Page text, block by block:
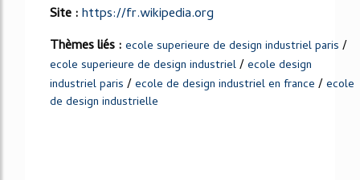
Site :https://fr.wikipedia.org
Thèmes liés : ecole superieure de design industriel paris /
ecole superieure de design industriel/ecole design
industriel paris /ecole de design industriel en france /ecole
de design industrielle